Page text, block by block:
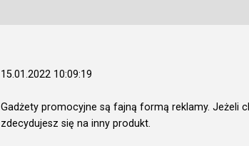
15.01.2022 10:09:19
Gadżety promocyjne są fajną formą reklamy. Jeżeli
zdecydujesz się na inny produkt.